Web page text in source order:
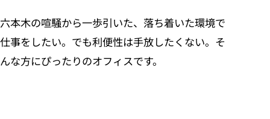
六本木の喧騒から一歩引いた、落ち着いた環境で
仕事をしたい。でも利便性は手放したくない。そ
んな方にぴったりのオフィスです。